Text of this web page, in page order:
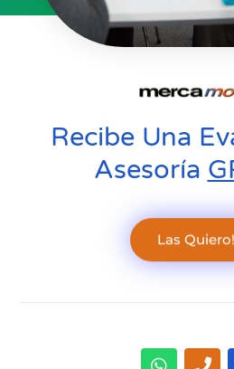
Recibe Una
Asesoría
Las Quiero!